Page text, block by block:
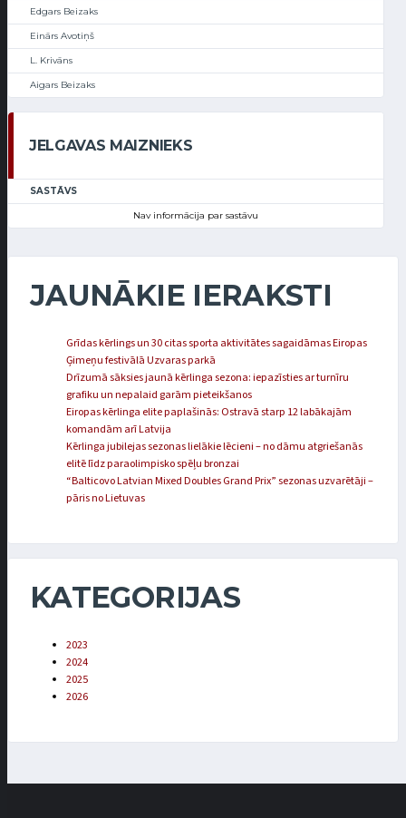
Edgars Beizaks
Einārs Avotiņš
L. Krivāns
Aigars Beizaks
JELGAVAS MAIZNIEKS
SASTĀVS
Nav informācija par sastāvu
JAUNĀKIE IERAKSTI
Grīdas kērlings un 30 citas sporta aktivitātes sagaidāmas Eiropas
Ģimeņu festivālā Uzvaras parkā
Drīzumā sāksies jaunā kērlinga sezona: iepazīsties ar turnīru
grafiku un nepalaid garām pieteikšanos
Eiropas kērlinga elite paplašinās: Ostravā starp 12 labākajām
komandām arī Latvija
Kērlinga jubilejas sezonas lielākie lēcieni – no dāmu atgriešanās
elitē līdz paraolimpisko spēļu bronzai
“Balticovo Latvian Mixed Doubles Grand Prix” sezonas uzvarētāji –
pāris no Lietuvas
KATEGORIJAS
2023
2024
2025
2026